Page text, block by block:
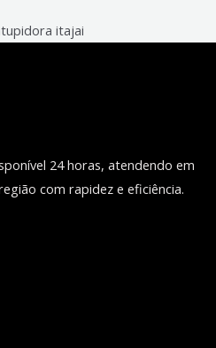
24 horas, atendendo em
com rapidez e eficiência.